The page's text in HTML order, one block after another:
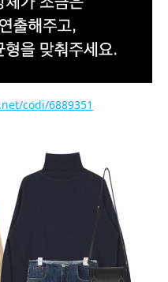
codi/6889351